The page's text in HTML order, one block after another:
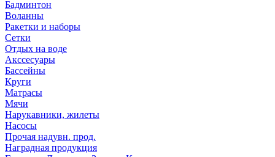
Бадминтон
Воланны
Ракетки и наборы
Сетки
Отдых на воде
Акссесуары
Бассейны
Круги
Матрасы
Мячи
Нарукавники, жилеты
Насосы
Прочая надувн. прод.
Наградная продукция